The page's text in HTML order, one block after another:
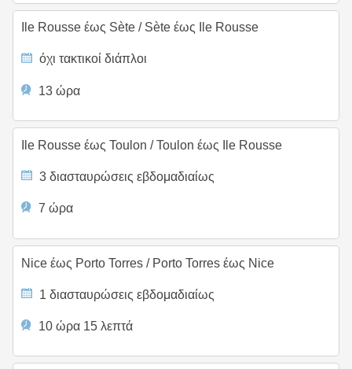
Ile Rousse έως Sète /Sète έως Ile Rousse
όχι τακτικοί διάπλοι
13 ώρα
Ile Rousse έως Toulon /Toulon έως Ile Rousse
3 διασταυρώσεις εβδομαδιαίως
7 ώρα
Nice έως Porto Torres /Porto Torres έως Nice
1 διασταυρώσεις εβδομαδιαίως
10 ώρα 15 λεπτά